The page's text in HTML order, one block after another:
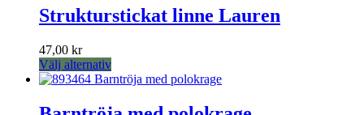
Strukturstickat linne Lauren
47,00 kr
Välj alternativDen
här
har